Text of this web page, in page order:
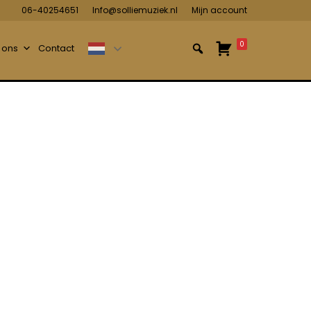
06-40254651 Info@solliemuziek.nl Mijn account
Contact 0